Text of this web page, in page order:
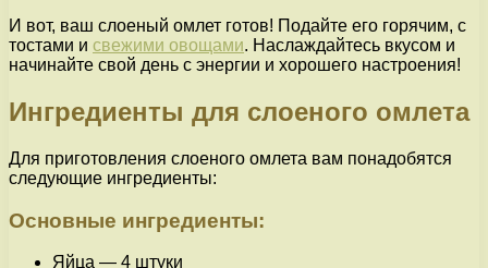
И вот, ваш слоеный омлет готов! Подайте его горячим, с
тостами и свежими овощами. Наслаждайтесь вкусом и
начинайте свой день с энергии и хорошего настроения!
Ингредиенты для слоеного омлета
Для приготовления слоеного омлета вам понадобятся
следующие ингредиенты:
Основные ингредиенты:
Яйца — 4 штуки